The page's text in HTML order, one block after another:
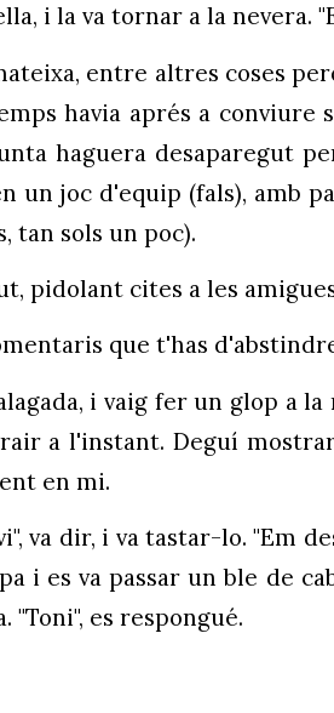
i la va tornar a la nevera.
entre altres coses
havia aprés a
haguera desaparegut
un joc d'equip (fals), amb
tan sols un poc).
pidolant cites a les
que t'has
i vaig fer un glop a
a l'instant. Deguí
en mi.
va dir, i va tastar-lo. "Em
i es va passar un ble de
"Toni", es respongué.